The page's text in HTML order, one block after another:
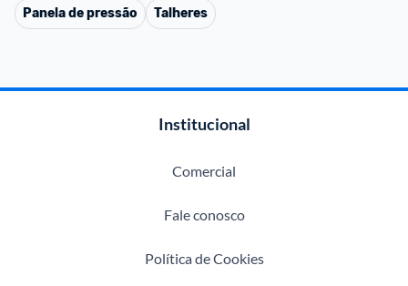
Panela de pressão
Talheres
Institucional
Comercial
Fale conosco
Política de Cookies